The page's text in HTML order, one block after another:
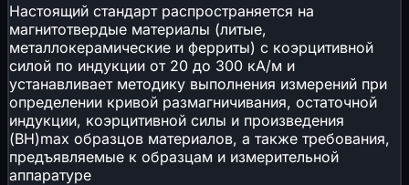
Настоящий стандарт распространяется на
магнитотвердые материалы (литые,
металлокерамические и ферриты) с коэрцитивной
силой по индукции от 20 до 300 кА/м и
устанавливает методику выполнения измерений при
определении кривой размагничивания, остаточной
индукции, коэрцитивной силы и произведения
(ВН)max образцов материалов, а также требования,
предъявляемые к образцам и измерительной
аппаратуре